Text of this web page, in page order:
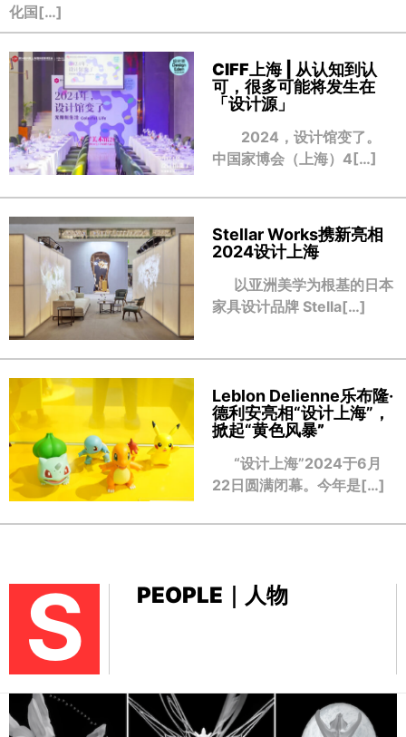
化国[…]
CIFF上海 | 从认知到认
可，很多可能将发生在
「设计源」
2024，设计馆变了。
中国家博会（上海）4[…]
Stellar Works携新亮相
2024设计上海
以亚洲美学为根基的日本
家具设计品牌 Stella[…]
Leblon Delienne乐布隆·
德利安亮相“设计上海”，
掀起“黄色风暴”
“设计上海”2024于6月
22日圆满闭幕。今年是[…]
S PEOPLE｜人物